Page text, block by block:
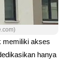
memiliki akses
hanya